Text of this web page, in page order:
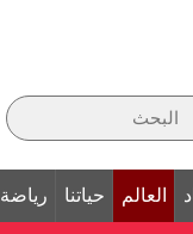
العالم حياتنا رياضة